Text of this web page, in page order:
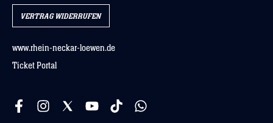
VERTRAG WIDERRUFEN
www.rhein-neckar-loewen.de
Ticket Portal